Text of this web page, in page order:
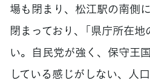
場も閉まり、松江駅の南側
閉まっており、「県庁所在
い。自民党が強く、保守王
している感じがしない、人